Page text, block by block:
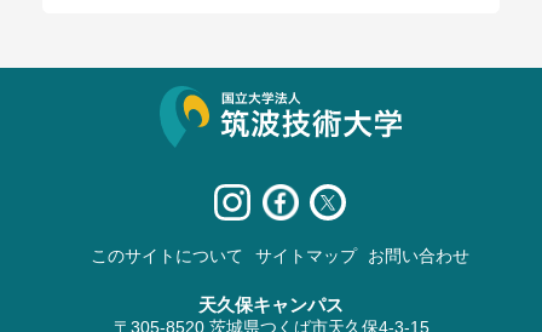
このサイトについて サイトマップ お問い合わせ
天久保キャンパス
〒305-8520 茨城県つくば市天久保4-3-15